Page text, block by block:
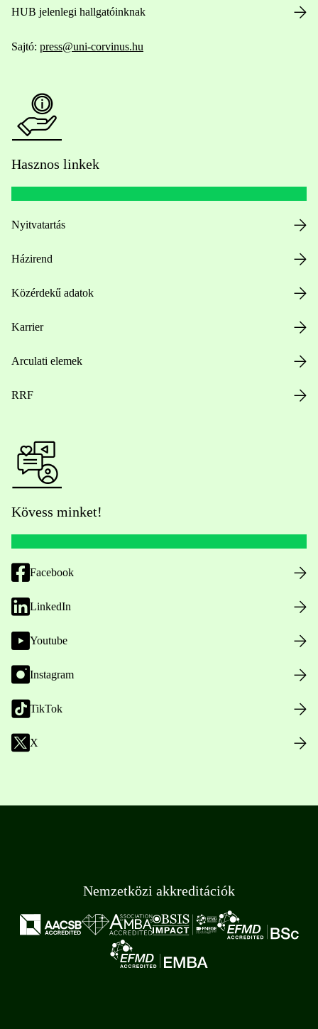
HUB jelenlegi hallgatóinknak
Sajtó: press@uni-corvinus.hu
Hasznos linkek
Nyitvatartás
Házirend
Közérdekű adatok
Karrier
Arculati elemek
RRF
Kövess minket!
Facebook
LinkedIn
Youtube
Instagram
TikTok
X
Nemzetközi akkreditációk